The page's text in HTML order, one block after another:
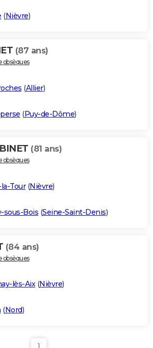
(Nièvre)
(87 ans)
obsèques
(Allier)
(Puy-de-Dôme)
(81 ans)
obsèques
Tour(Nièvre)
sous-Bois (Seine-Saint-Denis)
(84 ans)
obsèques
lès-Aix(Nièvre)
(Nord)
1